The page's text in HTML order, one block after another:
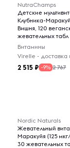
NutraChamps
Детские
Клубника-
Вишня, 120
жевательных табл
Витамины
2 515 -9% 2 767
Nordic Naturals
Жевательный
Маракуйя (125
30 жевательных